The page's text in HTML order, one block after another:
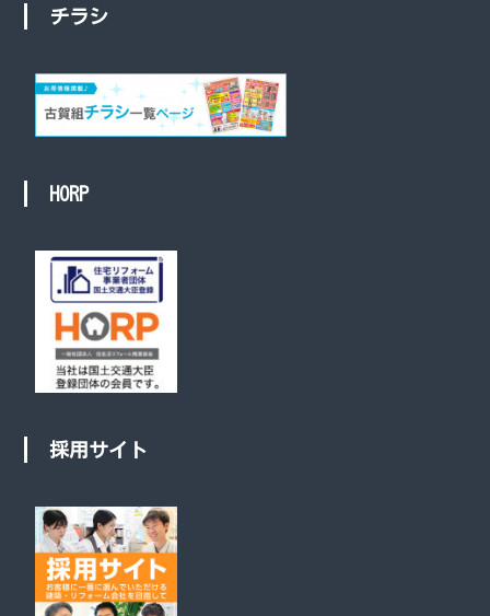
チラシ
HORP
採用サイト